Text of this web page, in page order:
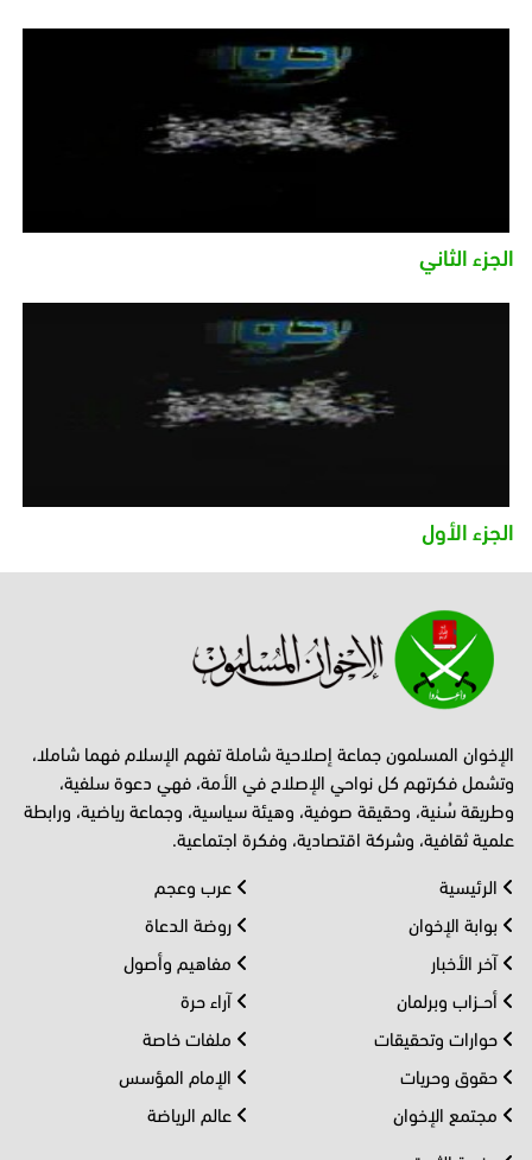
الجزء الثاني
الجزء الأول
الإخوان المسلمون جماعة إصلاحية شاملة تفهم الإسلام فهما شاملا،
وتشمل فكرتهم كل نواحي الإصلاح في الأمة، فهي دعوة سلفية،
وطريقة سُنية، وحقيقة صوفية، وهيئة سياسية، وجماعة رياضية، ورابطة
علمية ثقافية، وشركة اقتصادية، وفكرة اجتماعية.
الرئيسية
بوابة الإخوان
آخر الأخبار
أحــزاب وبرلمان
حوارات وتحقيقات
حقوق وحريات
مجتمع الإخوان
عرب وعجم
روضة الدعاة
مفاهيم وأصول
آراء حرة
ملفات خاصة
الإمام المؤسس
عالم الرياضة